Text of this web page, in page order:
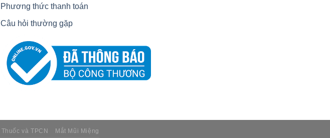
Phương thức thanh toán
Câu hỏi thường gặp
Thuốc và TPCN Mắt Mũi Miệng